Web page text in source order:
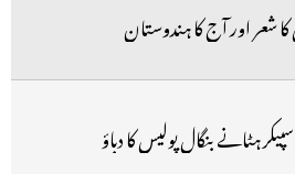
شعر اور آج کا ہندوستان
ہٹانے بنگال پولیس کا دباؤ